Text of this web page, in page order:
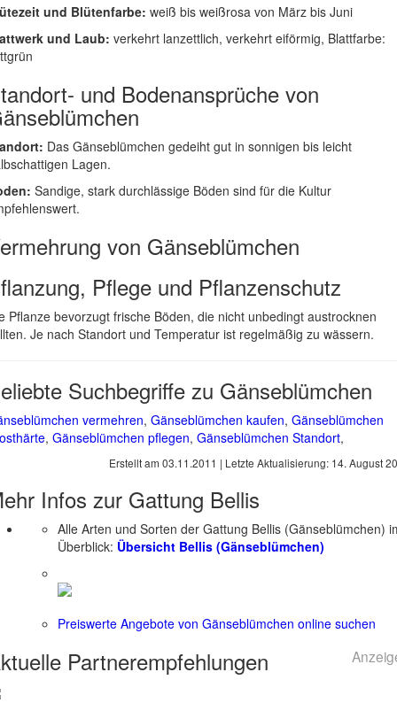
und Blütenfarbe: weiß bis weißrosa von März bis Juni
und Laub: verkehrt lanzettlich, verkehrt eiförmig, Blattfarbe:
und Bodenansprüche von
Das Gänseblümchen gedeiht gut in sonnigen bis leicht
Lagen.
Sandige, stark durchlässige Böden sind für die Kultur
von Gänseblümchen
Pflege und Pflanzenschutz
Pflanze bevorzugt frische Böden, die nicht unbedingt austrocknen
Je nach Standort und Temperatur ist regelmäßig zu wässern.
Suchbegriffe zu Gänseblümchen
vermehren, Gänseblümchen kaufen, Gänseblümchen
, Gänseblümchen pflegen, Gänseblümchen Standort,
Erstellt am 03.11.2011 | Letzte Aktualisierung: 14. August
Infos zur Gattung Bellis
Alle Arten und Sorten der Gattung Bellis (Gänseblümchen)
Überblick: Übersicht Bellis (Gänseblümchen)
Preiswerte Angebote von Gänseblümchen online suchen
Partnerempfehlungen